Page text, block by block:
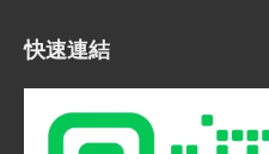
快速連結